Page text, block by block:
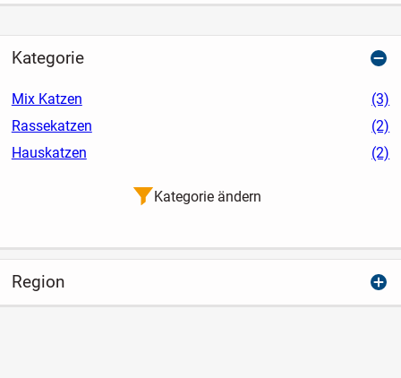
Kategorie
Mix Katzen
(3)
Rassekatzen
(2)
Hauskatzen
(2)
Kategorie ändern
Region